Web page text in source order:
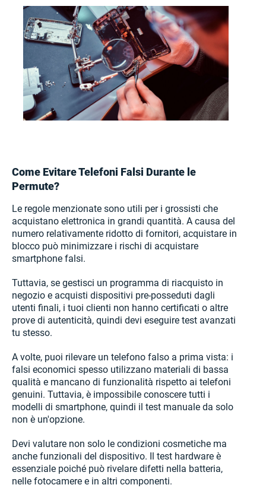
Come Evitare Telefoni Falsi Durante le
Permute?
Le regole menzionate sono utili per i grossisti che
acquistano elettronica in grandi quantità. A causa del
numero relativamente ridotto di fornitori, acquistare in
blocco può minimizzare i rischi di acquistare
smartphone falsi.
Tuttavia, se gestisci un programma di riacquisto in
negozio e acquisti dispositivi pre-posseduti dagli
utenti finali, i tuoi clienti non hanno certificati o altre
prove di autenticità, quindi devi eseguire test avanzati
tu stesso.
A volte, puoi rilevare un telefono falso a prima vista: i
falsi economici spesso utilizzano materiali di bassa
qualità e mancano di funzionalità rispetto ai telefoni
genuini. Tuttavia, è impossibile conoscere tutti i
modelli di smartphone, quindi il test manuale da solo
non è un'opzione.
Devi valutare non solo le condizioni cosmetiche ma
anche funzionali del dispositivo. Il test hardware è
essenziale poiché può rivelare difetti nella batteria,
nelle fotocamere e in altri componenti.